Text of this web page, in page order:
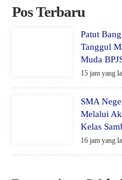
Pos Terbaru
Patut
Tanggul
Muda
15 jam yang
SMA
Melalui
Kelas
16 jam yang